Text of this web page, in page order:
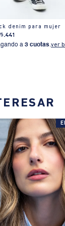
denim para mujer
.441
a3 cuotas.ver